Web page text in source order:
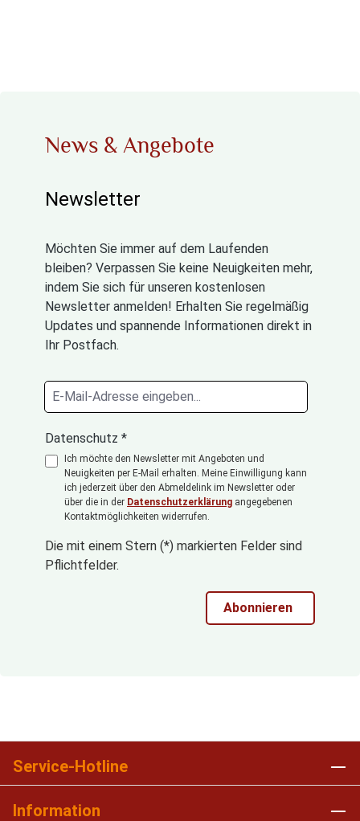
News & Angebote
Newsletter
Möchten Sie immer auf dem Laufenden
bleiben? Verpassen Sie keine Neuigkeiten mehr,
indem Sie sich für unseren kostenlosen
Newsletter anmelden! Erhalten Sie regelmäßig
Updates und spannende Informationen direkt in
Ihr Postfach.
Datenschutz *
Ich möchte den Newsletter mit Angeboten und
Neuigkeiten per E-Mail erhalten. Meine Einwilligung kann
ich jederzeit über den Abmeldelink im Newsletter oder
über die in der Datenschutzerklärung angegebenen
Kontaktmöglichkeiten widerrufen.
Die mit einem Stern (*) markierten Felder sind
Pflichtfelder.
Abonnieren
Service-Hotline
Information